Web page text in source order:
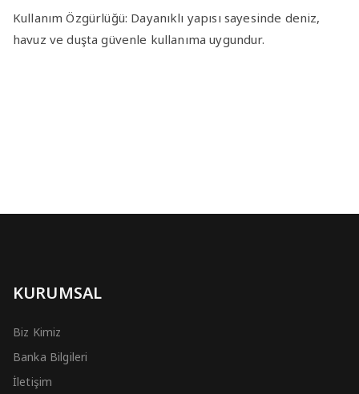
Kullanım Özgürlüğü: Dayanıklı yapısı sayesinde deniz,
havuz ve duşta güvenle kullanıma uygundur.
KURUMSAL
Biz Kimiz
Banka Bilgileri
İletişim